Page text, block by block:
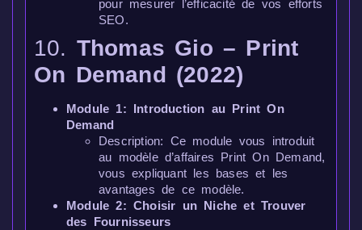
pour mesurer l’efficacité de vos efforts
SEO.
10. Thomas Gio – Print
On Demand (2022)
Module 1: Introduction au Print On
Demand
Description: Ce module vous introduit
au modèle d’affaires Print On Demand,
vous expliquant les bases et les
avantages de ce modèle.
Module 2: Choisir un Niche et Trouver
des Fournisseurs